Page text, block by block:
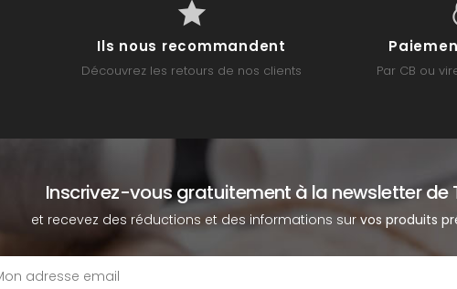
Ils nous recommandent
Découvrez les retours de nos clients Par CB ou
Inscrivez-vous gratuitement à la newsletter de
et recevez des réductions et des informations survos produits